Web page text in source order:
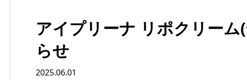
アイプリーナ リポクリー
らせ
2025.06.01